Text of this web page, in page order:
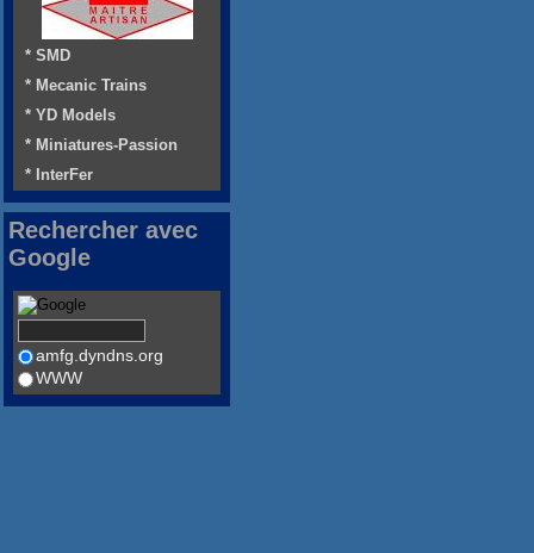
* SMD
* Mecanic Trains
* YD Models
* Miniatures-Passion
* InterFer
Rechercher avec
Google
amfg.dyndns.org
WWW